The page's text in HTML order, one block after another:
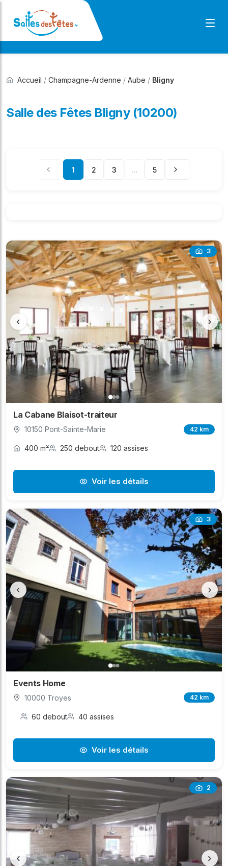
Accueil / Champagne-Ardenne / Aube / Bligny
Salle des Fêtes Bligny (10200)
1 2 3 ... 5
3
‹ ›
La Cabane Blaisot-traiteur
10150 Pont-Sainte-Marie 42 km
400 m² 250 debout 120 assises
Voir les détails
3
‹ ›
Events Home
10000 Troyes 42 km
60 debout 40 assises
Voir les détails
2
‹ ›